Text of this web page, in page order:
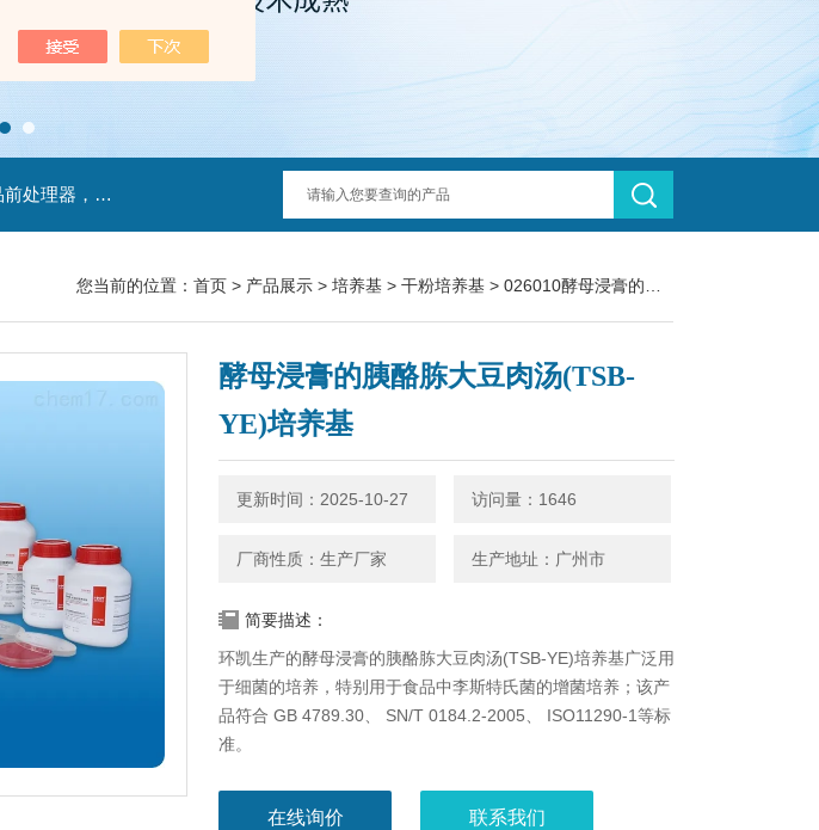
主营产品：不锈钢过滤系统，红外线接种环灭菌器，浮游菌采样器，脉冲震荡样品前处理器，数字化智能电热鼓风干燥箱，数字化智能电热恒温培养箱，实验室设备及环境温湿度监测系统，洁净工作台等实验设仪器设备。
您当前的位置： 首页 > 产品展示 > 培养基 > 干粉培养基 > 026010酵母浸膏的胰酪胨大豆肉汤(TSB-YE)培养基
酵母浸膏的胰酪胨大豆肉汤(TSB-
YE)培养基
更新时间：2025-10-27 访问量：1646
厂商性质：生产厂家 生产地址：广州市
简要描述：
环凯生产的酵母浸膏的胰酪胨大豆肉汤(TSB-YE)培养基广泛用
于细菌的培养，特别用于食品中李斯特氏菌的增菌培养；该产
品符合 GB 4789.30、 SN/T 0184.2-2005、 ISO11290-1等标
准。
在线询价 联系我们